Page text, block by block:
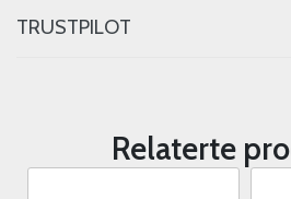
TRUSTPILOT
Relaterte